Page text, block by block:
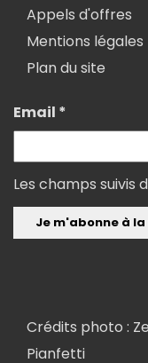
Appels d'offres
Mentions légales
Plan du site
Email *
Les champs suivis
Crédits photo :
Pianfetti